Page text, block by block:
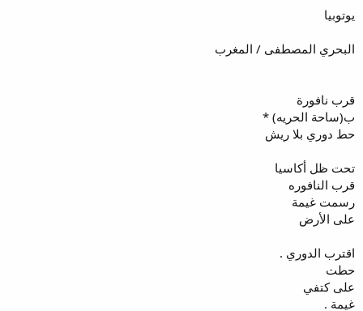
يوتوبيا
البحري المصطفى / المغرب
قرب نافورة
ب(ساحة الحريه) *
حط دوري بلا ريش
تحت ظل أكاسيا
قرب النافوره
رسمت غيمة
على الأرض
اقترب الدوري .
حطت
على كتفي
غيمة .